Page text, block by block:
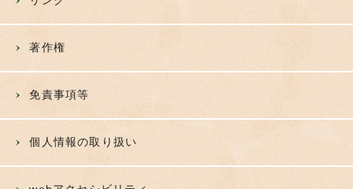
著作権
免責事項等
個人情報の取り扱い